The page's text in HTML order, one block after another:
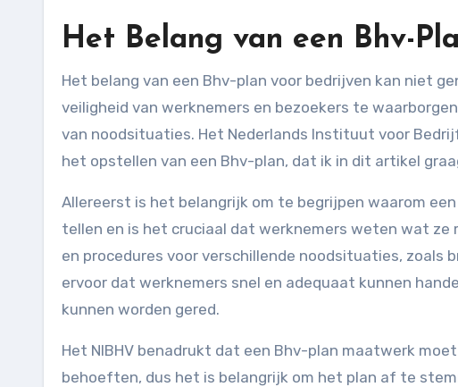
Het Belang van een Bhv-
Het belang van een Bhv-plan voor bedrijven kan niet genoeg benadrukt worden. Het is essentieel om de
veiligheid van werknemers en bezoekers te
van noodsituaties. Het Nederlands Instituut voor
het opstellen van een Bhv-plan, dat ik in dit artikel
Allereerst is het belangrijk om te begrijpen waarom
tellen en is het cruciaal dat werknemers weten wat
en procedures voor verschillende noodsituaties, zoals
ervoor dat werknemers snel en adequaat kunnen
kunnen worden gered.
Het NIBHV benadrukt dat een Bhv-plan maatwerk
behoeften, dus het is belangrijk om het plan af te